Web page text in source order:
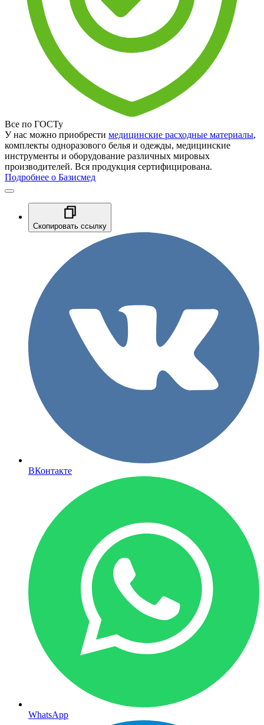
Все по ГОСТу
У нас можно приобрести медицинские расходные материалы,
комплекты одноразового белья и одежды, медицинские
инструменты и оборудование различных мировых
производителей. Вся продукция сертифицирована.
Подробнее о Базисмед
Скопировать ссылку
ВКонтакте
WhatsApp